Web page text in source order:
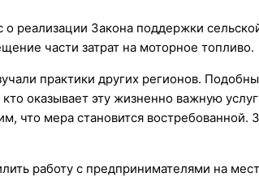
реализации Закона поддержки
части затрат на моторное топливо.
практики других регионов.
оказывает эту жизненно важную
что мера становится востребованной.
работу с предпринимателями на